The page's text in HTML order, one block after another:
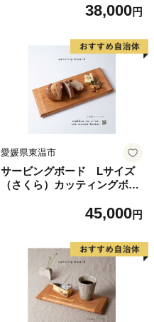
38,000円
愛媛県東温市
サービングボード Lサイズ
（さくら）カッティングボー
い 新築祝い 日用品 雑貨 工
45,000円